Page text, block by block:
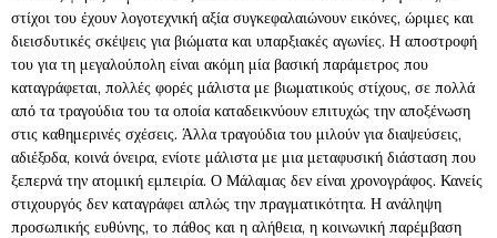
στίχοι του έχουν λογοτεχνική αξία συγκεφαλαιώνουν εικόνες, ώριμες και
διεισδυτικές σκέψεις για βιώματα και υπαρξιακές αγωνίες. Η αποστροφή
του για τη μεγαλούπολη είναι ακόμη μία βασική παράμετρος που
καταγράφεται, πολλές φορές μάλιστα με βιωματικούς στίχους, σε πολλά
από τα τραγούδια του τα οποία καταδεικνύουν επιτυχώς την αποξένωση
στις καθημερινές σχέσεις. Άλλα τραγούδια του μιλούν για διαψεύσεις,
αδιέξοδα, κοινά όνειρα, ενίοτε μάλιστα με μια μεταφυσική διάσταση που
ξεπερνά την ατομική εμπειρία. Ο Μάλαμας δεν είναι χρονογράφος. Κανείς
στιχουργός δεν καταγράφει απλώς την πραγματικότητα. Η ανάληψη
προσωπικής ευθύνης, το πάθος και η αλήθεια, η κοινωνική παρέμβαση